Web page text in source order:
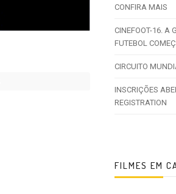
CONFIRA MAIS
CINEFOOT-16. A
FUTEBOL
CIRCUITO
INSCRIÇÕES
REGISTRATION
FILMES EM